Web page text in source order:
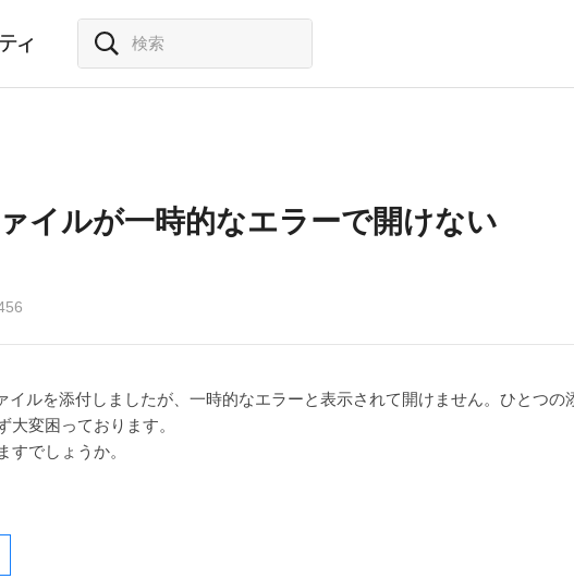
イルが一時的なエラーで開けない
イルを添付しましたが、一時的なエラーと表示されて開けません。ひとつの
変困っております。
すでしょうか。